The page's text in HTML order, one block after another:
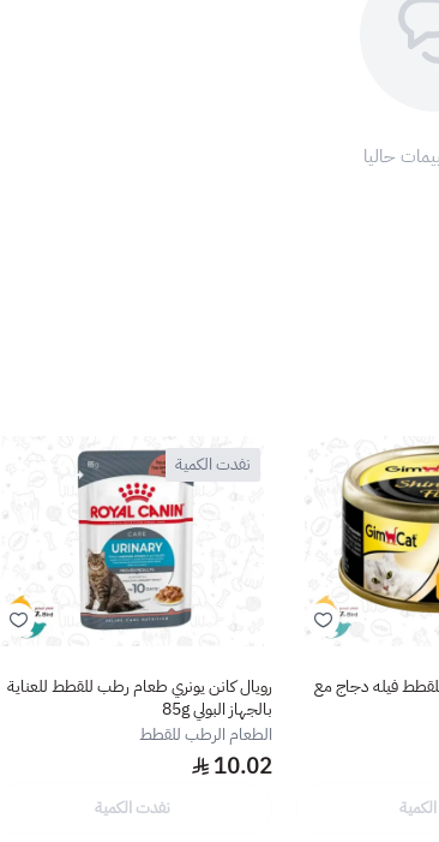
حاليا
فيله دجاج مع
نفدت الكمية
رويال كانن يونري طعام رطب للقطط للعناية
بالجهاز البولي 85g
الطعام الرطب للقطط
10.02
نفدت الكمية